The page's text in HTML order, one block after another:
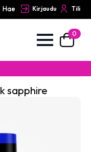
Hae Kirjaudu Tili
0
sapphire